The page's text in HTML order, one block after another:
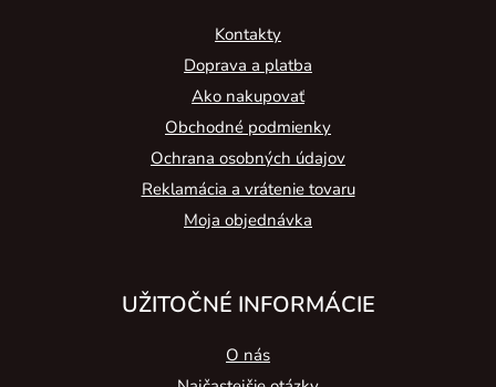
Kontakty
Doprava a platba
Ako nakupovať
Obchodné podmienky
Ochrana osobných údajov
Reklamácia a vrátenie tovaru
Moja objednávka
UŽITOČNÉ INFORMÁCIE
O nás